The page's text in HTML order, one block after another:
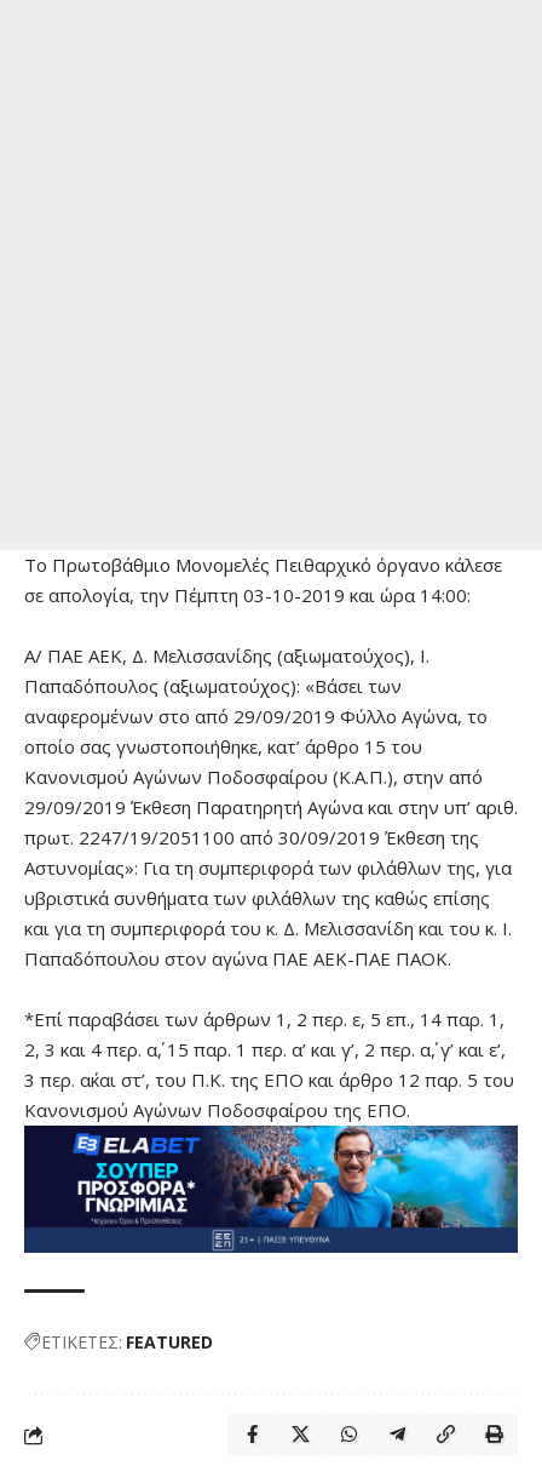
Το Πρωτοβάθμιο Μονομελές Πειθαρχικό όργανο κάλεσε
σε απολογία, την Πέμπτη 03-10-2019 και ώρα 14:00:
Α/ ΠΑΕ ΑΕΚ, Δ. Μελισσανίδης (αξιωματούχος), Ι.
Παπαδόπουλος (αξιωματούχος): «Βάσει των
αναφερομένων στο από 29/09/2019 Φύλλο Αγώνα, το
οποίο σας γνωστοποιήθηκε, κατ’ άρθρο 15 του
Κανονισμού Αγώνων Ποδοσφαίρου (Κ.Α.Π.), στην από
29/09/2019 Έκθεση Παρατηρητή Αγώνα και στην υπ’ αριθ.
πρωτ. 2247/19/2051100 από 30/09/2019 Έκθεση της
Αστυνομίας»: Για τη συμπεριφορά των φιλάθλων της, για
υβριστικά συνθήματα των φιλάθλων της καθώς επίσης
και για τη συμπεριφορά του κ. Δ. Μελισσανίδη και του κ. Ι.
Παπαδόπουλου στον αγώνα ΠΑΕ ΑΕΚ-ΠΑΕ ΠΑΟΚ.
*Επί παραβάσει των άρθρων 1, 2 περ. ε, 5 επ., 14 παρ. 1,
2, 3 και 4 περ. α΄, 15 παρ. 1 περ. α’ και γ’, 2 περ. α΄, γ’ και ε’,
3 περ. α΄και στ’, του Π.Κ. της ΕΠΟ και άρθρο 12 παρ. 5 του
Κανονισμού Αγώνων Ποδοσφαίρου της ΕΠΟ.
ΕΤΙΚΕΤΕΣ: FEATURED